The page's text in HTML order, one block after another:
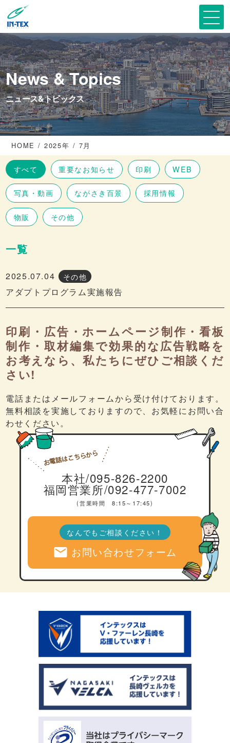
News & Topics
ニュース&トピックス
HOME 2025年 7月
すべて 重要なお知らせ 印刷 WEB
写真・動画 ながさき百景 採用情報
物販 その他
一覧
2025.07.04 その他
アダプトプログラム実施報告
印刷・広告・ホームページ制作・看板
制作・取材編集で効果的な広告戦略を
お考えなら、私たちにぜひご相談くだ
さい!
電話またはメールフォームから受け付けております。
無料相談を実施しておりますので、お気軽にお問い合
わせください。
本社/095-826-2200
福岡営業所/092-477-7002
(営業時間 8:15～17:45)
なんでもご相談ください！
mail お問い合わせフォーム